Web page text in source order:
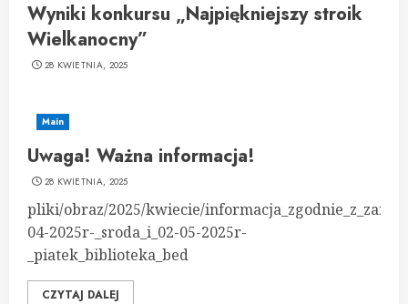
Wyniki konkursu „Najpiękniejszy stroik
Wielkanocny”
28 KWIETNIA, 2025
Main
Uwaga! Ważna informacja!
28 KWIETNIA, 2025
pliki/obraz/2025/kwiecie/
04-2025r-_sroda_i_02-05-2025r-
_piatek_biblioteka_bed
CZYTAJ DALEJ